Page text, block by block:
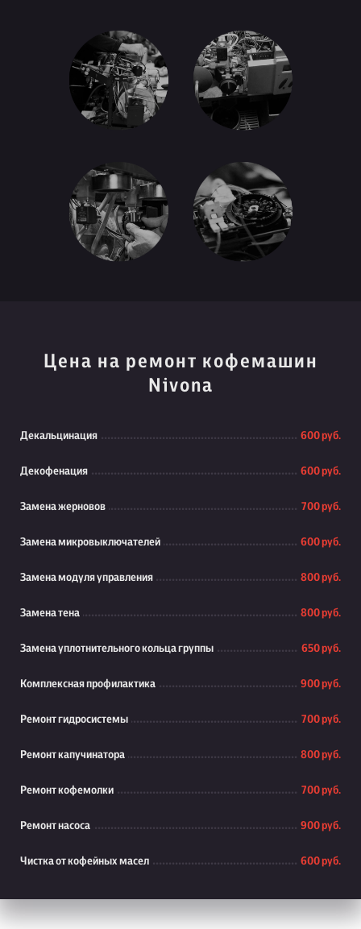
Цена на ремонт кофемашин
Nivona
Декальцинация 600 руб.
Декофенация 600 руб.
Замена жерновов 700 руб.
Замена микровыключателей 600 руб.
Замена модуля управления 800 руб.
Замена тена 800 руб.
Замена уплотнительного кольца группы 650 руб.
Комплексная профилактика 900 руб.
Ремонт гидросистемы 700 руб.
Ремонт капучинатора 800 руб.
Ремонт кофемолки 700 руб.
Ремонт насоса 900 руб.
Чистка от кофейных масел 600 руб.